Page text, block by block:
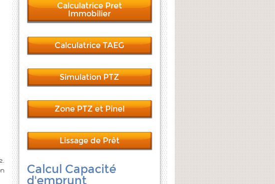
Calculatrice Pret
Immobilier
Calculatrice TAEG
Simulation PTZ
Zone PTZ et Pinel
Lissage de Prêt
Calcul Capacité
d'emprunt